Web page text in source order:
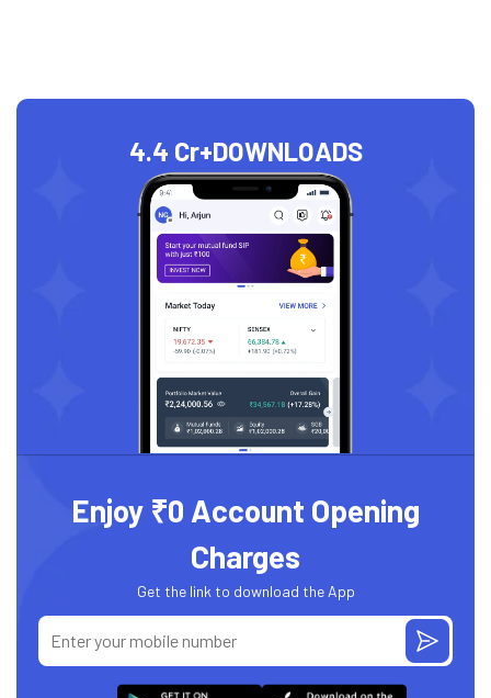
4.4 Cr+DOWNLOADS
Enjoy ₹0 Account Opening
Charges
Get the link to download the App